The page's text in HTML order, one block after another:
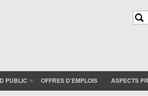
PUBLIC OFFRES D'EMPLOIS ASPECTS